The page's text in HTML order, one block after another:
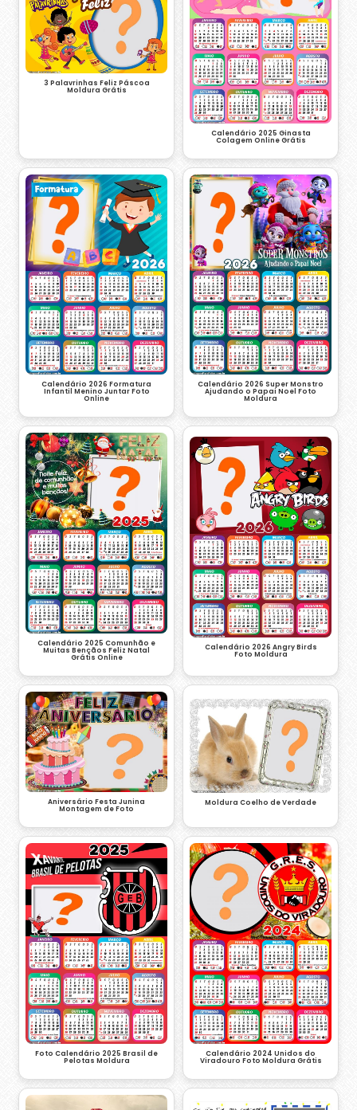
3 Palavrinhas Feliz Páscoa
Moldura Grátis
Calendário 2025 Ginasta
Colagem Online Grátis
Calendário 2026 Formatura
Infantil Menino Juntar Foto
Online
Calendário 2026 Super Monstro
Ajudando o Papai Noel Foto
Moldura
Calendário 2025 Comunhão e
Muitas Bençãos Feliz Natal
Grátis Online
Calendário 2026 Angry Birds
Foto Moldura
Aniversário Festa Junina
Montagem de Foto
Moldura Coelho de Verdade
Foto Calendário 2025 Brasil de
Pelotas Moldura
Calendário 2024 Unidos do
Viradouro Foto Moldura Grátis